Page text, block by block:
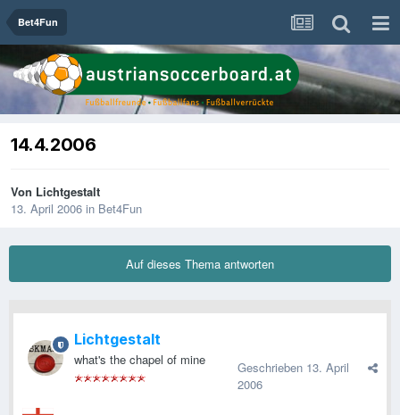
Bet4Fun
14.4.2006
Von Lichtgestalt
13. April 2006 in Bet4Fun
Auf dieses Thema antworten
Lichtgestalt
what's the chapel of mine Geschrieben 13. April
2006